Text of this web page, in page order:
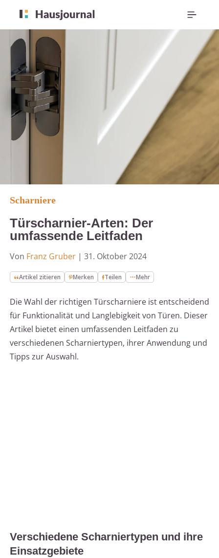
Scharniere
Türscharnier-Arten: Der
umfassende Leitfaden
Von Franz Gruber | 31. Oktober 2024
Artikel zitieren Merken Teilen Mehr
Die Wahl der richtigen Türscharniere ist entscheidend
für Funktionalität und Langlebigkeit von Türen. Dieser
Artikel bietet einen umfassenden Leitfaden zu
verschiedenen Scharniertypen, ihrer Anwendung und
Tipps zur Auswahl.
Verschiedene Scharniertypen und ihre
Einsatzgebiete